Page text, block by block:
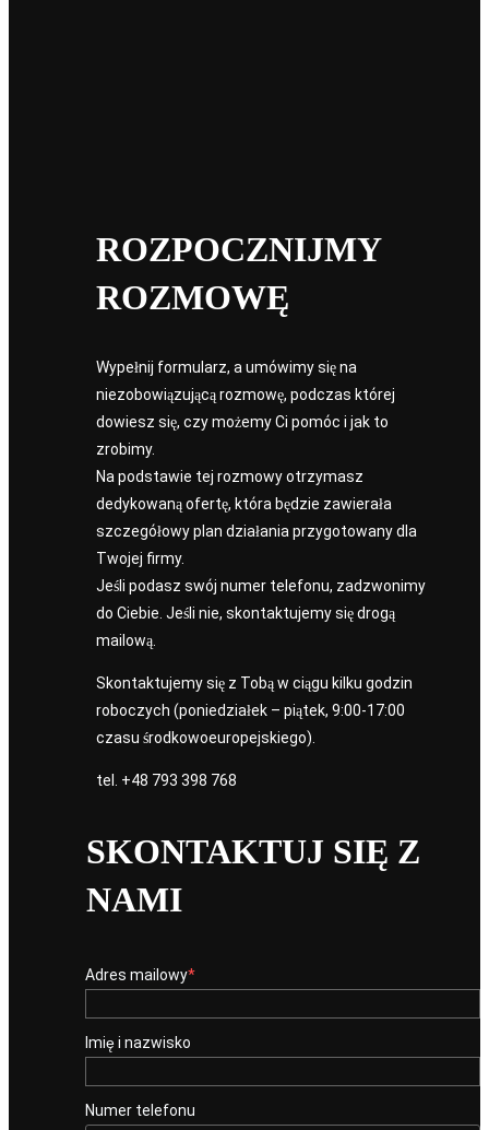
ROZPOCZNIJMY
ROZMOWĘ
Wypełnij formularz, a umówimy się na
niezobowiązującą rozmowę, podczas której
dowiesz się, czy możemy Ci pomóc i jak to
zrobimy.
Na podstawie tej rozmowy otrzymasz
dedykowaną ofertę, która będzie zawierała
szczegółowy plan działania przygotowany dla
Twojej firmy.
Jeśli podasz swój numer telefonu, zadzwonimy
do Ciebie. Jeśli nie, skontaktujemy się drogą
mailową.
Skontaktujemy się z Tobą w ciągu kilku godzin
roboczych (poniedziałek – piątek, 9:00-17:00
czasu środkowoeuropejskiego).
tel. +48 793 398 768
SKONTAKTUJ SIĘ Z
NAMI
Adres mailowy
Imię i nazwisko
Numer telefonu